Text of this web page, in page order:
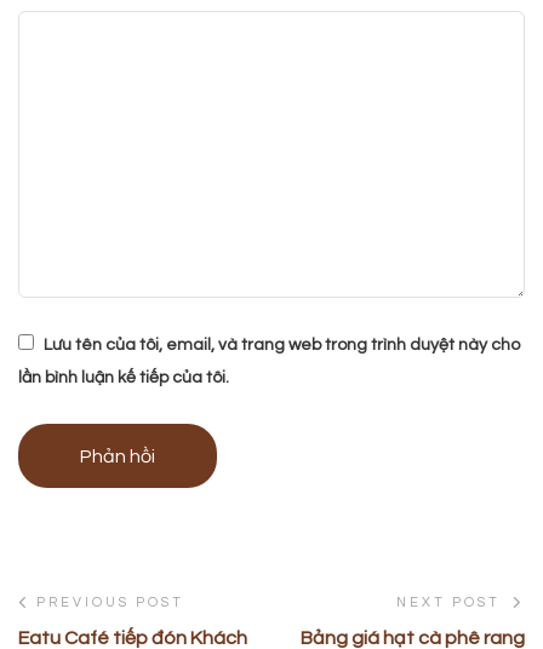
Lưu tên của tôi, email, và trang web trong trình duyệt này cho
lần bình luận kế tiếp của tôi.
PREVIOUS POST
Eatu Café tiếp đón Khách
NEXT POST
Bảng giá hạt cà phê rang